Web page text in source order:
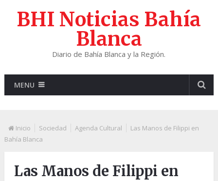
BHI Noticias Bahía
Blanca
Diario de Bahía Blanca y la Región.
MENU
Inicio Sociedad Agenda Cultural
Las Manos de Filippi en
Bahía Blanca
Las Manos de Filippi en